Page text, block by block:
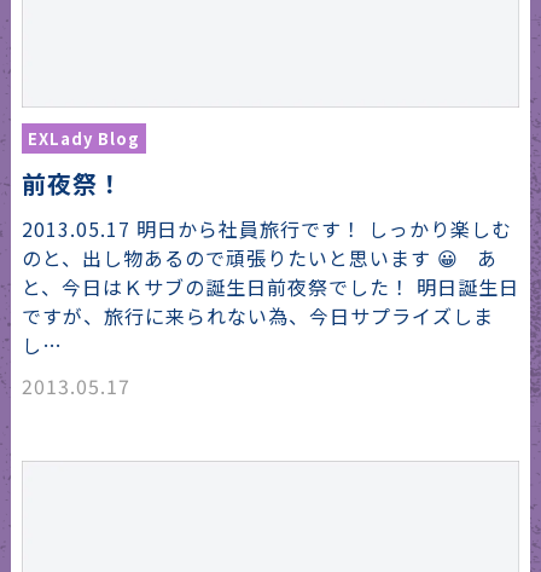
EXLady Blog
前夜祭！
2013.05.17 明日から社員旅行です！ しっかり楽しむ
のと、出し物あるので頑張りたいと思います 😀 あ
と、今日はＫサブの誕生日前夜祭でした！ 明日誕生日
ですが、旅行に来られない為、今日サプライズしま
し…
2013.05.17